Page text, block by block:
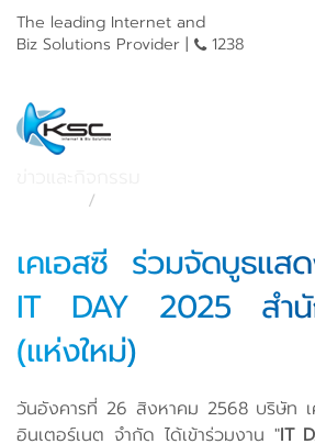
The leading Internet and
Biz Solutions Provider |
1238
ข่าวประชาสัมพันธ์
เคเอสซี ร่วมจัดบูธแส
IT DAY 2025 สำนั
(แห่งใหม่)
วันอังคารที่ 26 สิงหาคม 2568 บริษัท เ
อินเตอร์เนต จำกัด ได้เข้าร่วมงาน "IT